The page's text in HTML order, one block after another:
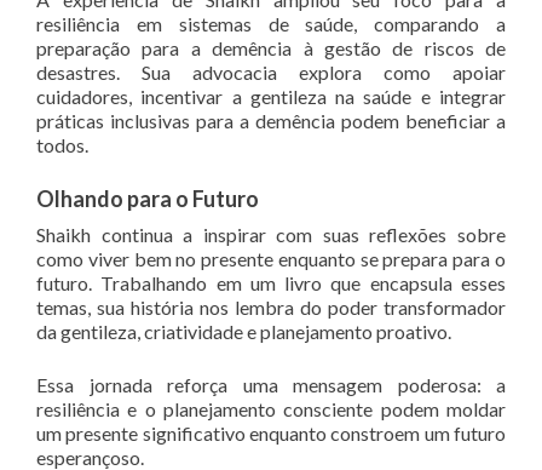
resiliência em sistemas de saúde, comparando a
preparação para a demência à gestão de riscos de
desastres. Sua advocacia explora como apoiar
cuidadores, incentivar a gentileza na saúde e integrar
práticas inclusivas para a demência podem beneficiar a
todos.
Olhando para o Futuro
Shaikh continua a inspirar com suas reflexões sobre
como viver bem no presente enquanto se prepara para o
futuro. Trabalhando em um livro que encapsula esses
temas, sua história nos lembra do poder transformador
da gentileza, criatividade e planejamento proativo.
Essa jornada reforça uma mensagem poderosa: a
resiliência e o planejamento consciente podem moldar
um presente significativo enquanto constroem um futuro
esperançoso.